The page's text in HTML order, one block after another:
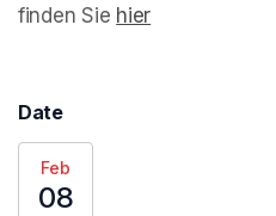
finden Sie hier
Date
Feb
08